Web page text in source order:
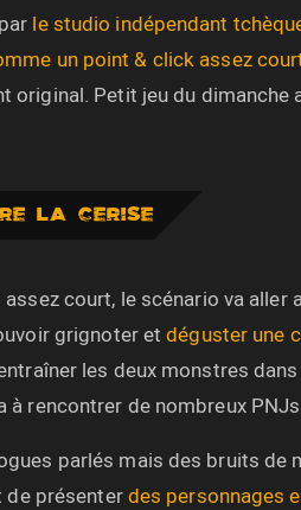
le studio indépendant
un point & click assez
original. Petit jeu du dimanche
LA CERISE
assez court, le scénario va aller
grignoter etdéguster une
les deux monstres
à rencontrer de nombreux
parlés mais des bruits de
de présenterdes personnages